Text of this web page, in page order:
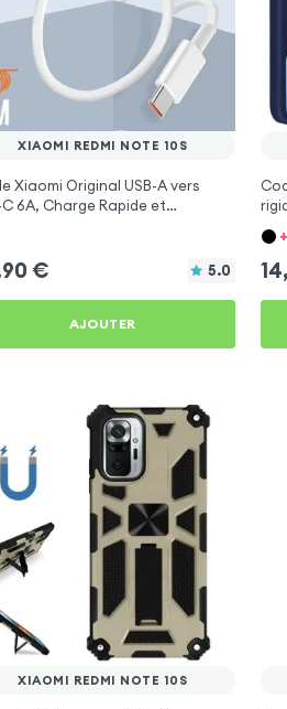
XIAOMI REDMI NOTE 10S
Xiaomi Original USB-A vers
C 6A, Charge Rapide et
€ 5.0
AJOUTER
XIAOMI REDMI NOTE 10S